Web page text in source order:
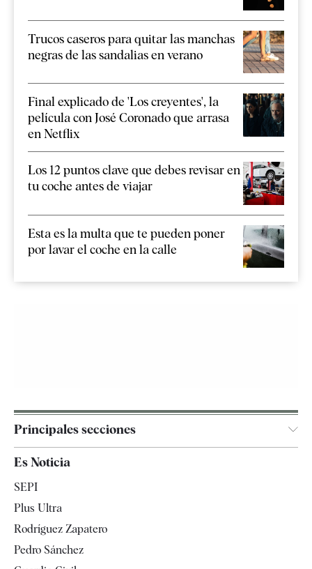
Trucos caseros para quitar las manchas
negras de las sandalias en verano
Final explicado de 'Los creyentes', la
película con José Coronado que arrasa
en Netflix
Los 12 puntos clave que debes revisar en
tu coche antes de viajar
Esta es la multa que te pueden poner
por lavar el coche en la calle
Principales secciones
España
Televisión
Es Noticia
SEPI
Plus Ultra
Rodríguez Zapatero
Pedro Sánchez